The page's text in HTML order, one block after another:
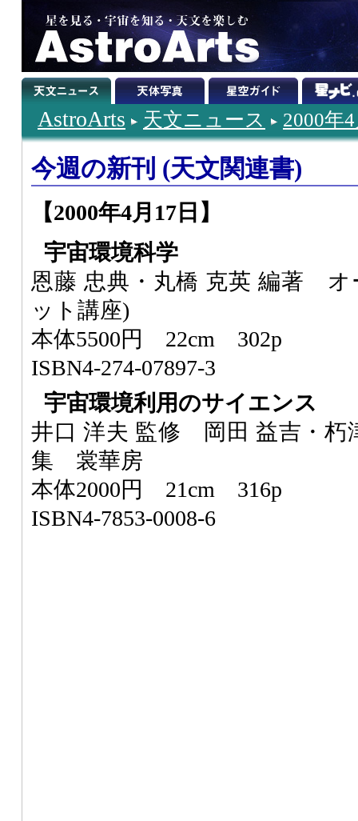
AstroArts 天文ニュース 2000年
今週の新刊 (天文関連書)
【2000年4月17日】
宇宙環境科学
恩藤 忠典・丸橋 克英 編著 オ
ット講座)
本体5500円 22cm 302p
ISBN4-274-07897-3
宇宙環境利用のサイエンス
井口 洋夫 監修 岡田 益吉・朽
集 裳華房
本体2000円 21cm 316p
ISBN4-7853-0008-6